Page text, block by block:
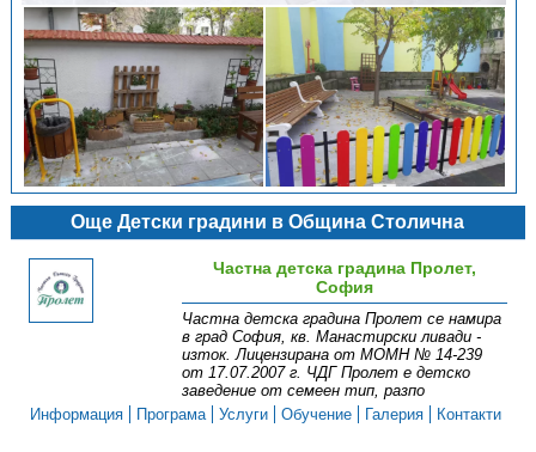
Още Детски градини в Община Столична
Частна детска градина Пролет,
София
Частна детска градина Пролет се намира
в град София, кв. Манастирски ливади -
изток. Лицензирана от МОМН № 14-239
от 17.07.2007 г. ЧДГ Пролет е детско
заведение от семеен тип, разпо
Информация
Програма Услуги Обучение Галерия Контакти